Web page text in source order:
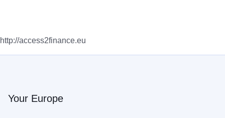
http://access2finance.eu
Your Europe